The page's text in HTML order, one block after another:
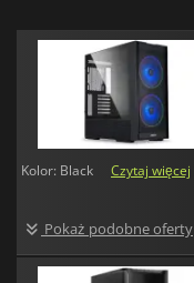
Kolor: Black Czytaj więcej
Pokaż podobne oferty